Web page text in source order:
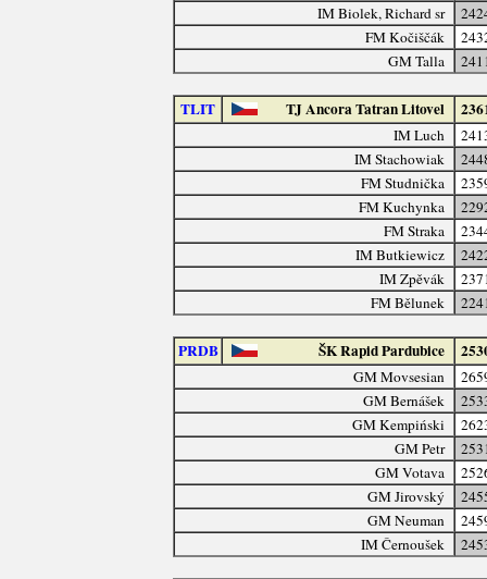
IM Biolek, Richard sr
FM Kočiščák
GM Talla
TLIT TJ Ancora Tatran Litovel
IM Luch
IM Stachowiak
FM Studnička
FM Kuchynka
FM Straka
IM Butkiewicz
IM Zpěvák
FM Bělunek
PRDB ŠK Rapid Pardubice
GM Movsesian
GM Bernášek
GM Kempiński
GM Petr
GM Votava
GM Jirovský
GM Neuman
IM Černoušek